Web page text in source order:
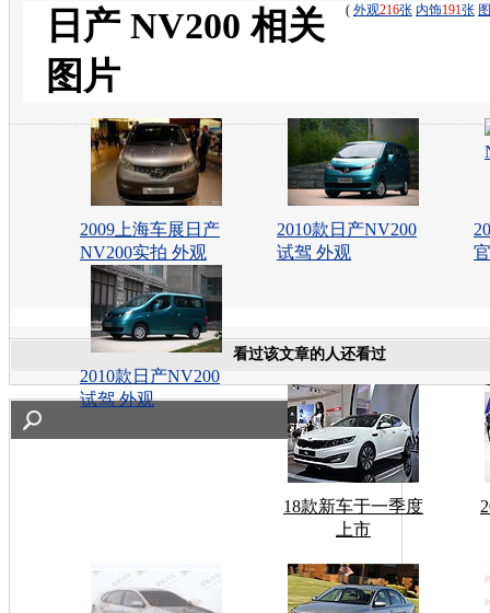
( 外观216张 内饰191张
日产 NV200 相关
图片
2009上海车展日产
NV200实拍 外观
2010款日产NV200
试驾 外观
2010款日产NV200
试驾 外观
看过该文章的人还看过
18款新车于一季度
上市